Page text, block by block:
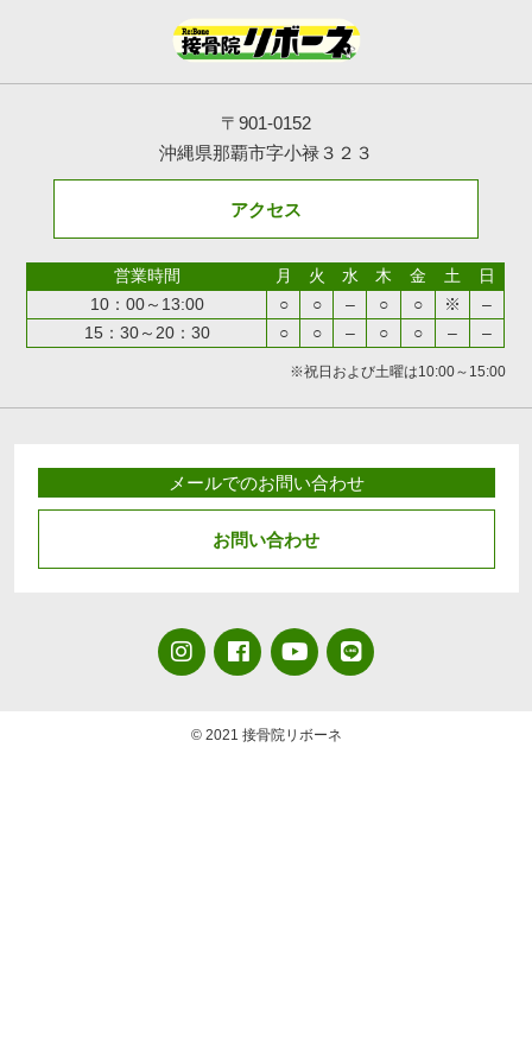
〒901-0152
沖縄県那覇市字小禄３２３
アクセス
営業時間 月 火 水 木 金 土
日
10：00～13:00
○ ○ – ○ ○ ※
–
15：30～20：30
○ ○ – ○ ○ – –
※祝日および土曜は10:00～15:00
メールでのお問い合わせ
お問い合わせ
© 2021 接骨院リボーネ